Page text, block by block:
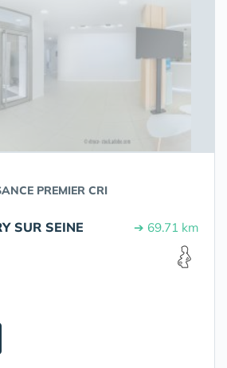
PREMIER CRI
SUR SEINE ➔ 69.71 km